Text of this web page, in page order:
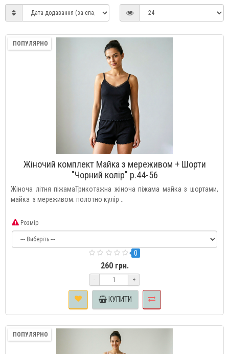
ПОПУЛЯРНО
Жіночий комплект Майка з мереживом + Шорти
"Чорний колір" р.44-56
Жіноча літня піжамаТрикотажна жіноча піжама майка з шортами,
майка з мереживом. полотно кулір ..
Розмір
0
260 грн.
- +
КУПИТИ
ПОПУЛЯРНО